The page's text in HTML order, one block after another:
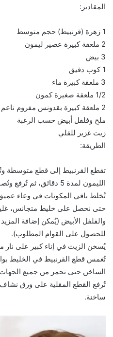
المقادير:
1 زهرة (قرنبيط) حجم متوسط
2 ملعقة كبيرة عصير ليمون
3 بيض
1 كوب دقيق
3 ملعقة كبيرة ماء
1/2 ملعقة صغيرة كمون
2 ملعقة كبيرة بقدونس مفروم ناعم
ملح وفلفل أبيض حسب الرغبة
زيت غزير للقلي
الطريقة:
تقطع القرنبيط إلى قطع متوسطة
الليمون لمدة 5 دقائق، ثم تُرفع وتُصفى.
تُخلط باقي المكونات في وعاء
حتى نحصل على خليط متجانس، غليظ
والفلفل الأبيض (يُمكن إضافة
للحصول على القوام المطلوب).
يُسخن الزيت في إناء كبير على نار
تُغمس قطع القرنبيط في الخليط
الساخن حتى تحمر من جميع
تُرفع القطع المقلية على ورق
ساخنة.